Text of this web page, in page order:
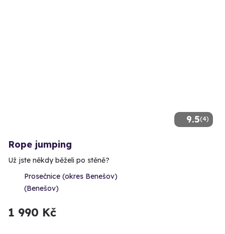
9.5(4)
Rope jumping
Už jste někdy běželi po stěně?
Prosečnice (okres Benešov)
(Benešov)
1 990 Kč